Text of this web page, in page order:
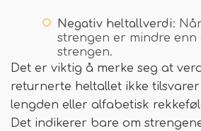
Negativ heltallverdi:
strengen er mindre enn
strengen.
Det er viktig å merke seg at
returnerte heltallet ikke
lengden eller alfabetisk
Det indikerer bare om